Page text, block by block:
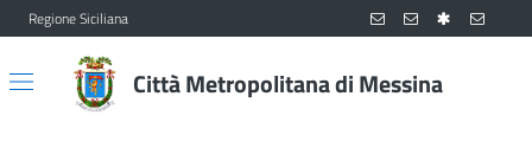
Vai al contenuto principale
Vai al menu principale
Regione Siciliana
Città Metropolitana di Messina